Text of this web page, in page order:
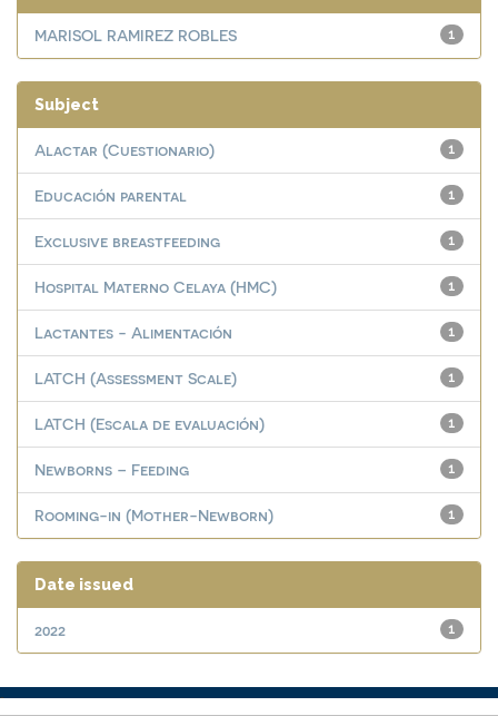
1
MARISOL RAMIREZ ROBLES
Subject
1
Alactar (Cuestionario)
1
Educación parental
1
Exclusive breastfeeding
1
Hospital Materno Celaya (HMC)
1
Lactantes - Alimentación
1
LATCH (Assessment Scale)
1
LATCH (Escala de evaluación)
1
Newborns – Feeding
1
Rooming-in (Mother-Newborn)
Date issued
1
2022